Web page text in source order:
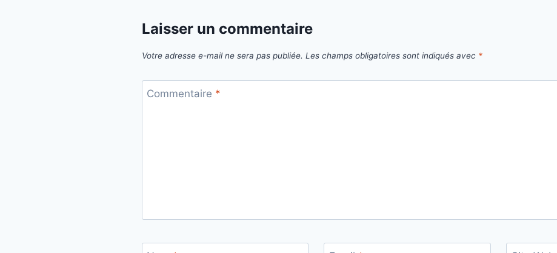
Laisser un commentaire
Votre adresse e-mail ne sera pas publiée. Les champs obligatoires sont indiqués avec *
Commentaire *